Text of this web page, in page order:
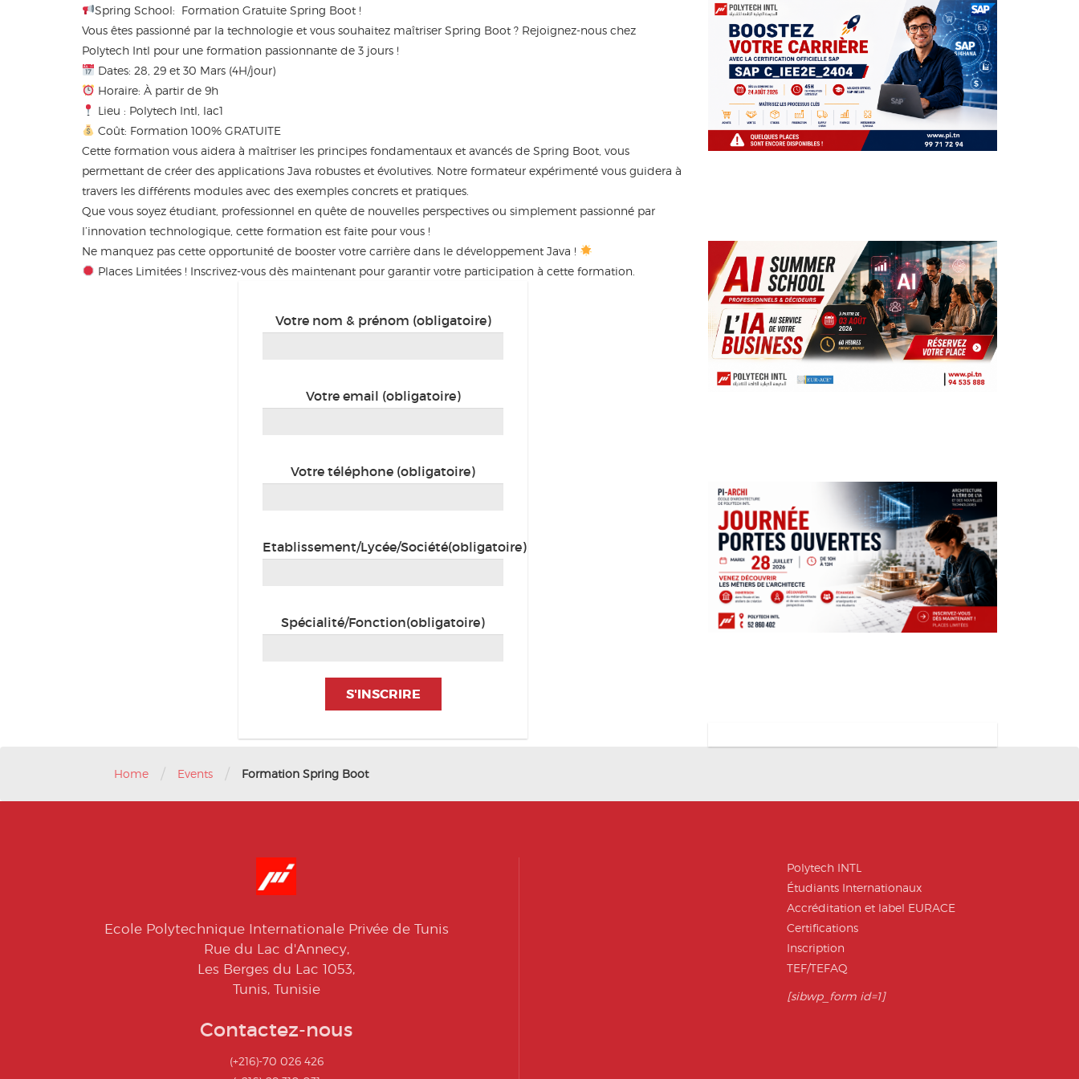
Spring School: Formation Gratuite Spring Boot !
Vous êtes passionné par la technologie et vous souhaitez maîtriser Spring Boot ? Rejoignez-nous chez
Polytech Intl pour une formation passionnante de 3 jours !
Dates: 28, 29 et 30 Mars (4H/jour)
Horaire: À partir de 9h
Lieu : Polytech Intl, lac1
Coût: Formation 100% GRATUITE
Cette formation vous aidera à maîtriser les principes fondamentaux et avancés de Spring Boot, vous
permettant de créer des applications Java robustes et évolutives. Notre formateur expérimenté vous guidera à
travers les différents modules avec des exemples concrets et pratiques.
Que vous soyez étudiant, professionnel en quête de nouvelles perspectives ou simplement passionné par
l’innovation technologique, cette formation est faite pour vous !
Ne manquez pas cette opportunité de booster votre carrière dans le développement Java !
Places Limitées ! Inscrivez-vous dès maintenant pour garantir votre participation à cette formation.
Votre nom & prénom (obligatoire)
Votre email (obligatoire)
Votre téléphone (obligatoire)
Etablissement/Lycée/Société(obligatoire)
Spécialité/Fonction(obligatoire)
Home / Events / Formation Spring Boot
Ecole Polytechnique Internationale Privée de Tunis
Rue du Lac d'Annecy,
Les Berges du Lac 1053,
Tunis, Tunisie
Contactez-nous
(+216)-70 026 426
Polytech INTL
Étudiants Internationaux
Accréditation et label EURACE
Certifications
Inscription
TEF/TEFAQ
[sibwp_form id=1]